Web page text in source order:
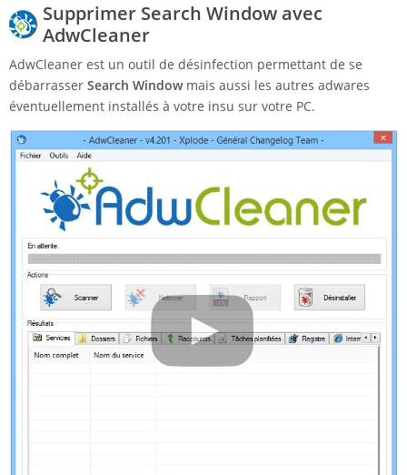
Supprimer Search Window avec
AdwCleaner
AdwCleaner est un outil de désinfection permettant de se
débarrasser Search Windowmais aussi les autres adwares
éventuellement installés à votre insu sur votre PC.